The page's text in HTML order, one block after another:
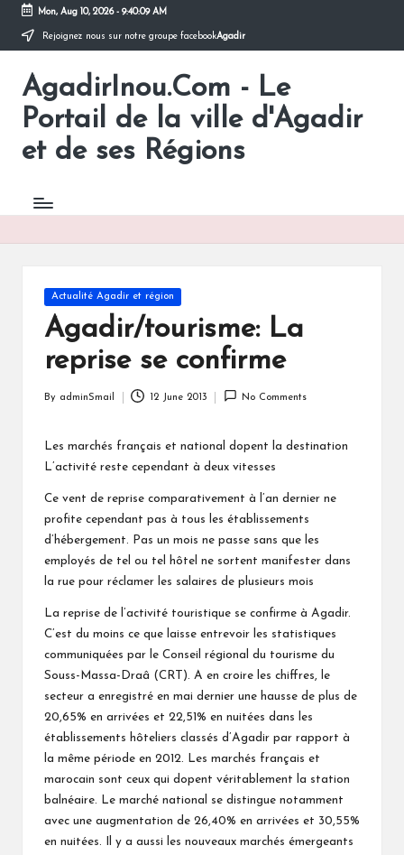
Skip
content
Mon, Aug 10, 2026- 9:40:09 AM
Rejoignez nous sur notre groupe facebookAgadir
AgadirInou.Com - Le
Portail de la ville d'Agadir
et de ses Régions
Toute
l'actualité
ville
en
un
Posted
Actualité Agadir et région
Agadir/tourisme: La
reprise se confirme
By adminSmail 12 June 2013 No Comments
Les marchés français et national dopent la destination
L’activité reste cependant à deux vitesses
Ce vent de reprise comparativement à l’an dernier ne
profite cependant pas à tous les établissements
d’hébergement. Pas un mois ne passe sans que les
employés de tel ou tel hôtel ne sortent manifester dans
la rue pour réclamer les salaires de plusieurs mois
La reprise de l’activité touristique se confirme à Agadir.
C’est du moins ce que laisse entrevoir les statistiques
communiquées par le Conseil régional du tourisme du
Souss-Massa-Draâ (CRT). A en croire les chiffres, le
secteur a enregistré en mai dernier une hausse de plus de
20,65% en arrivées et 22,51% en nuitées dans les
établissements hôteliers classés d’Agadir par rapport à
la même période en 2012. Les marchés français et
marocain sont ceux qui dopent véritablement la station
balnéaire. Le marché national se distingue notamment
avec une augmentation de 26,40% en arrivées et 30,55%
en nuitées. Il y a aussi les nouveaux marchés émergeants